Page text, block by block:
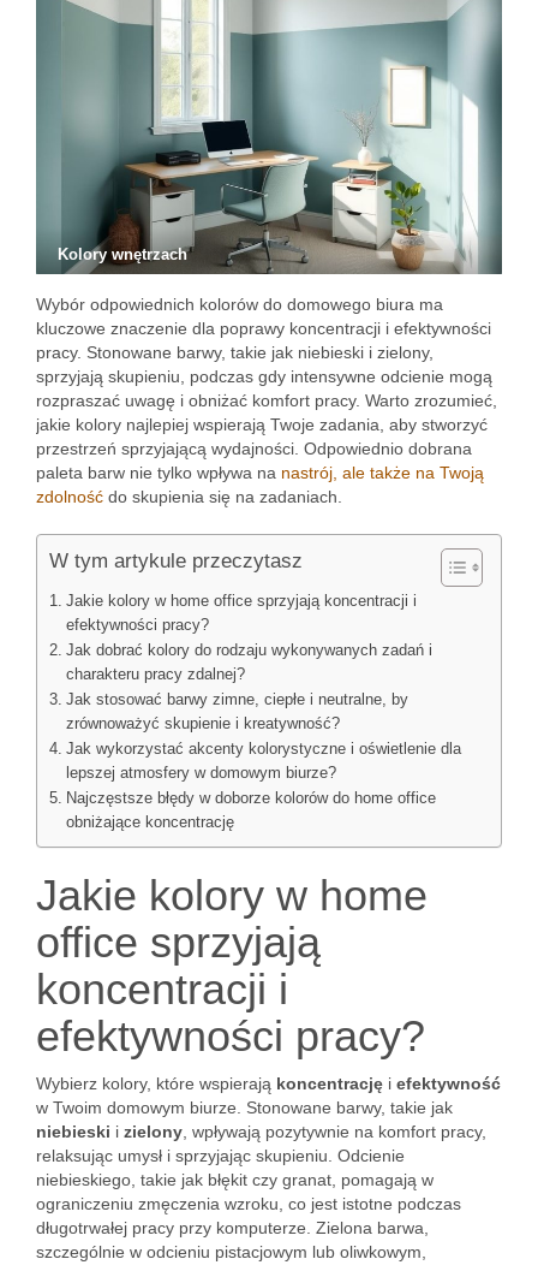
Kolory wnętrzach
Wybór odpowiednich kolorów do domowego biura ma
kluczowe znaczenie dla poprawy koncentracji i efektywności
pracy. Stonowane barwy, takie jak niebieski i zielony,
sprzyjają skupieniu, podczas gdy intensywne odcienie mogą
rozpraszać uwagę i obniżać komfort pracy. Warto zrozumieć,
jakie kolory najlepiej wspierają Twoje zadania, aby stworzyć
przestrzeń sprzyjającą wydajności. Odpowiednio dobrana
paleta barw nie tylko wpływa na nastrój, ale także na Twoją
zdolność do skupienia się na zadaniach.
W tym artykule przeczytasz
Jakie kolory w home office sprzyjają koncentracji i
efektywności pracy?
Jak dobrać kolory do rodzaju wykonywanych zadań i
charakteru pracy zdalnej?
Jak stosować barwy zimne, ciepłe i neutralne, by
zrównoważyć skupienie i kreatywność?
Jak wykorzystać akcenty kolorystyczne i oświetlenie dla
lepszej atmosfery w domowym biurze?
Najczęstsze błędy w doborze kolorów do home office
obniżające koncentrację
Jakie kolory w home
office sprzyjają
koncentracji i
efektywności pracy?
Wybierz kolory, które wspierają koncentrację i efektywność
w Twoim domowym biurze. Stonowane barwy, takie jak
niebieski i zielony , wpływają pozytywnie na komfort pracy,
relaksując umysł i sprzyjając skupieniu. Odcienie
niebieskiego, takie jak błękit czy granat, pomagają w
ograniczeniu zmęczenia wzroku, co jest istotne podczas
długotrwałej pracy przy komputerze. Zielona barwa,
szczególnie w odcieniu pistacjowym lub oliwkowym,